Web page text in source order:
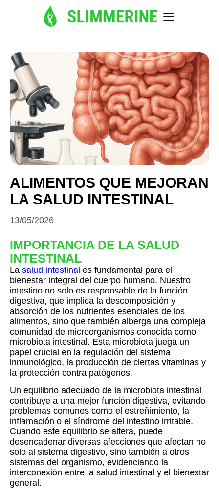
ALIMENTOS QUE MEJORAN
LA SALUD INTESTINAL
13/05/2026
IMPORTANCIA DE LA SALUD
INTESTINAL
La salud intestinal es fundamental para el
bienestar integral del cuerpo humano. Nuestro
intestino no solo es responsable de la función
digestiva, que implica la descomposición y
absorción de los nutrientes esenciales de los
alimentos, sino que también alberga una compleja
comunidad de microorganismos conocida como
microbiota intestinal. Esta microbiota juega un
papel crucial en la regulación del sistema
inmunológico, la producción de ciertas vitaminas y
la protección contra patógenos.
Un equilibrio adecuado de la microbiota intestinal
contribuye a una mejor función digestiva, evitando
problemas comunes como el estreñimiento, la
inflamación o el síndrome del intestino irritable.
Cuando este equilibrio se altera, puede
desencadenar diversas afecciones que afectan no
solo al sistema digestivo, sino también a otros
sistemas del organismo, evidenciando la
interconexión entre la salud intestinal y el bienestar
general.